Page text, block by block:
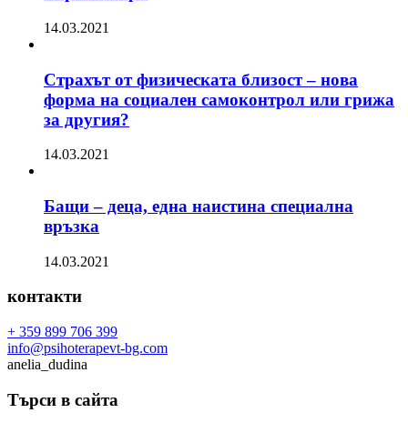
14.03.2021
Страхът от физическата близост – нова
форма на социален самоконтрол или грижа
за другия?
14.03.2021
Бащи – деца, една наистина специална
връзка
14.03.2021
контакти
+ 359 899 706 399
info@psihoterapevt-bg.com
anelia_dudina
Търси в сайта